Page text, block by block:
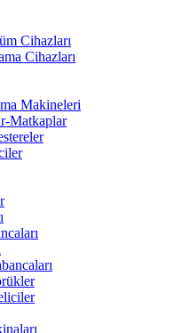
Cihazları
Cihazları
Makineleri
Matkaplar